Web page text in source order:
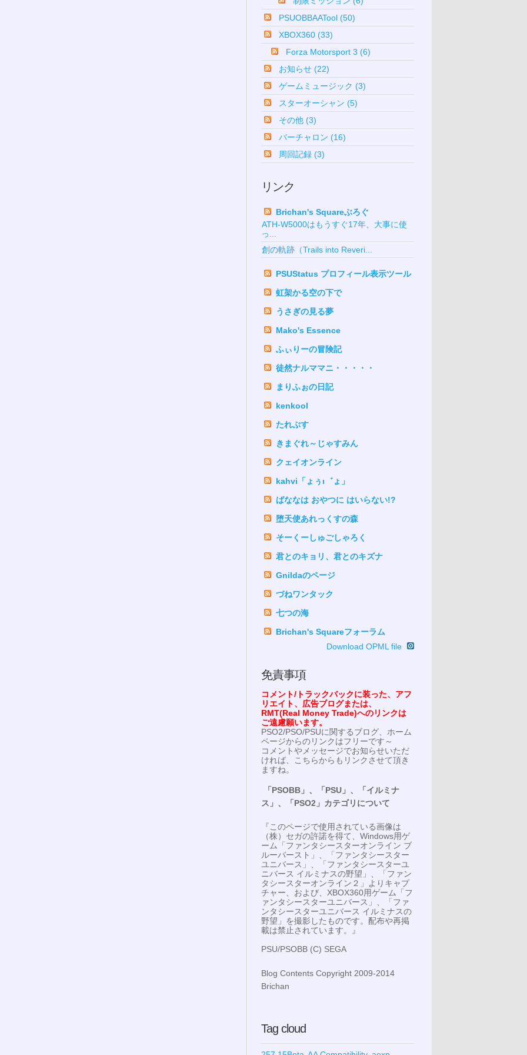
PSUOBBAATool (50)
XBOX360 (33)
Forza Motorsport 3 (6)
お知らせ (22)
ゲームミュージック (3)
スターオーシャン (5)
その他 (3)
バーチャロン (16)
周回記録 (3)
リンク
Brichan's Squareぶろぐ
ATH-W5000はもうすぐ17年、大事に使
っ...
創の軌跡（Trails into Reveri...
PSUStatus プロフィール表示ツール
虹架かる空の下で
うさぎの見る夢
Mako's Essence
ふぃりーの冒険記
徒然ナルママニ・・・・・
まりふぉの日記
kenkool
たれぷす
きまぐれ～じゃすみん
クェイオンライン
kahvi「ょぅι゛ょ」
ばななは おやつに はいらない!?
堕天使あれっくすの森
そーくーしゅごしゃろく
君とのキョリ、君とのキズナ
Gnildaのページ
づねワンタック
七つの海
Brichan's Squareフォーラム
Download OPML file
免責事項
コメント/トラックバックに装った、アフ
リエイト、広告ブログまたは、
RMT(Real Money Trade)へのリンクは
ご遠慮願います。
PSO2/PSO/PSUに関するブログ、ホーム
ページからのリンクはフリーです～
コメントやメッセージでお知らせいただ
ければ、こちらからもリンクさせて頂き
ますね。
「PSOBB」、「PSU」、「イルミナ
ス」、「PSO2」カテゴリについて
『このページで使用されている画像は
（株）セガの許諾を得て、Windows用ゲ
ーム「ファンタシースターオンライン ブ
ルーバースト」、「ファンタシースター
ユニバース」、「ファンタシースターユ
ニバース イルミナスの野望」、「ファン
タシースターオンライン２」よりキャプ
チャー、および、XBOX360用ゲーム「フ
ァンタシースターユニバース」、「ファ
ンタシースターユニバース イルミナスの
野望」を撮影したものです。配布や再掲
載は禁止されています。』
PSU/PSOBB (C) SEGA
Blog Contents Copyright 2009-2014
Brichan
Tag cloud